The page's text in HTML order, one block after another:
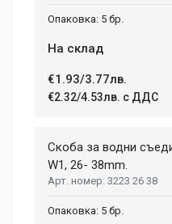
5 бр.
На склад
€1.93/3.77лв.
€2.32/4.53лв. с ДДС
Скоба за водни
W1, 26- 38mm.
3223 26 38
5 бр.